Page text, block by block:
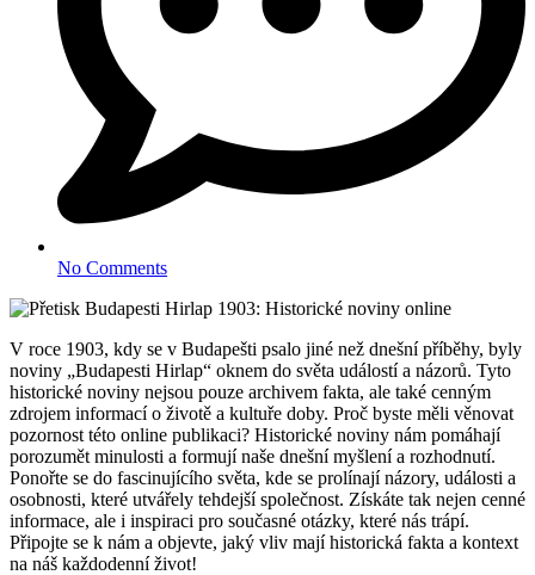
No Comments
V roce 1903, kdy se v Budapešti psalo jiné než dnešní příběhy, byly
noviny „Budapesti Hirlap“ oknem do světa událostí a názorů. Tyto
historické noviny nejsou pouze archivem fakta, ale také cenným
zdrojem informací o životě a kultuře doby. Proč byste měli věnovat
pozornost této online publikaci? Historické noviny nám pomáhají
porozumět minulosti a formují naše dnešní myšlení a rozhodnutí.
Ponořte se do fascinujícího světa, kde se prolínají názory, události a
osobnosti, které utvářely tehdejší společnost. Získáte tak nejen cenné
informace, ale i inspiraci pro současné otázky, které nás trápí.
Připojte se k nám a objevte, jaký vliv mají historická fakta a kontext
na náš každodenní život!